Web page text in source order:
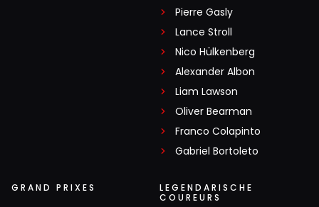
Pierre Gasly
Lance Stroll
Nico Hülkenberg
Alexander Albon
Liam Lawson
Oliver Bearman
Franco Colapinto
Gabriel Bortoleto
GRAND PRIXES
LEGENDARISCHE
COUREURS